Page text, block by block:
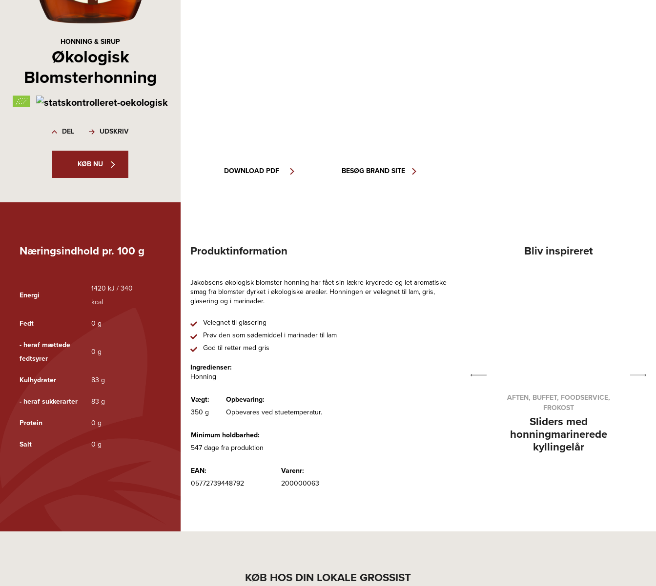
HONNING & SIRUP
Økologisk
Blomsterhonning
DEL UDSKRIV
KØB NU
DOWNLOAD PDF BESØG BRAND SITE
Næringsindhold pr. 100 g
Energi
1420 kJ / 340
kcal
Fedt 0 g
- heraf mættede
fedtsyrer
0 g
Kulhydrater 83 g
- heraf sukkerarter 83 g
Protein 0 g
Salt 0 g
Produktinformation
Jakobsens økologisk blomster honning har fået sin lækre krydrede og let aromatiske
smag fra blomster dyrket i økologiske arealer. Honningen er velegnet til lam, gris,
glasering og i marinader.
Velegnet til glasering
Prøv den som sødemiddel i marinader til lam
God til retter med gris
Ingredienser:
Honning
Vægt:
Opbevaring:
350 g
Opbevares ved stuetemperatur.
Minimum holdbarhed:
547 dage fra produktion
EAN:
Varenr:
05772739448792
200000063
Bliv inspireret
AFTEN, BUFFET, FOODSERVICE,
FROKOST
Sliders med
honningmarinerede
kyllingelår
KØB HOS DIN LOKALE GROSSIST